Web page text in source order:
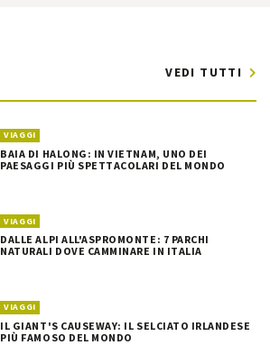
VEDI TUTTI
VIAGGI
BAIA DI HALONG: IN VIETNAM, UNO DEI
PAESAGGI PIÙ SPETTACOLARI DEL MONDO
VIAGGI
DALLE ALPI ALL'ASPROMONTE: 7 PARCHI
NATURALI DOVE CAMMINARE IN ITALIA
VIAGGI
IL GIANT'S CAUSEWAY: IL SELCIATO IRLANDESE
PIÙ FAMOSO DEL MONDO